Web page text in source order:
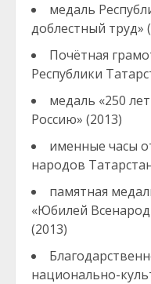
медаль
доблестный труд»
Почётная
Республики
медаль «250
Россию» (2013)
именные часы
народов
памятная
«Юбилей
(2013)
национально-